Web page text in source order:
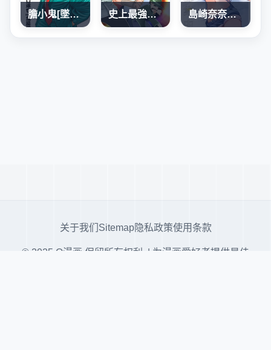
膽小鬼[墜落]前夜之故事 史上最強弟子兼一2 達人篇 島崎奈奈@工作募集中
关于我们 Sitemap隐私政策使用条款
© 2025 Q漫画 保留所有权利. | 为漫画爱好者提供最佳